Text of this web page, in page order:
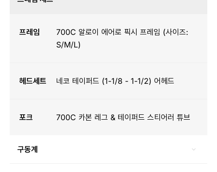
프레임
700C 알로이 에어로 픽시 프레임 (사이즈:
S/M/L)
헤드세트 네코 테이퍼드 (1-1/8 - 1-1/2) 어헤드
포크 700C 카본 레그 & 테이퍼드 스티어러 튜브
구동계